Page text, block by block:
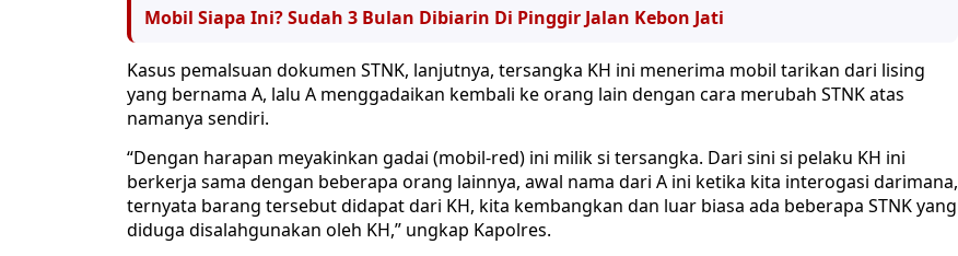
Mobil Siapa Ini? Sudah 3 Bulan Dibiarin Di Pinggir Jalan Kebon Jati
Kasus pemalsuan dokumen STNK, lanjutnya, tersangka KH ini menerima mobil tarikan dari lising
yang bernama A, lalu A menggadaikan kembali ke orang lain dengan cara merubah STNK atas
namanya sendiri.
“Dengan harapan meyakinkan gadai (mobil-red) ini milik si tersangka. Dari sini si pelaku KH ini
berkerja sama dengan beberapa orang lainnya, awal nama dari A ini ketika kita interogasi darimana,
ternyata barang tersebut didapat dari KH, kita kembangkan dan luar biasa ada beberapa STNK yang
diduga disalahgunakan oleh KH,” ungkap Kapolres.